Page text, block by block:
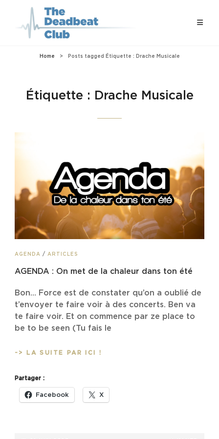
Home > Posts tagged Étiquette : Drache Musicale
Étiquette : Drache Musicale
CAT
AGENDA / ARTICLES
AGENDA : On met de la chaleur dans ton été
Bon… Force est de constater qu’on a oublié de
t’envoyer te faire voir à des concerts. Ben va
te faire voir. Et on commence par ze place to
be to be seen (Tu fais le
-> LA SUITE PAR ICI !
DE
LA
Partager :
Facebook X